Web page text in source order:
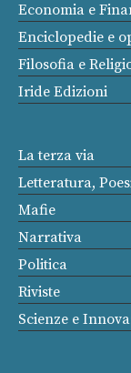
Economia e
Enciclopedie e
Filosofia e
Iride Edizioni
La terza via
Letteratura,
Mafie
Narrativa
Politica
Riviste
Scienze e